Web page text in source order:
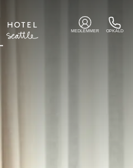
MEDLEMMER OPKALD